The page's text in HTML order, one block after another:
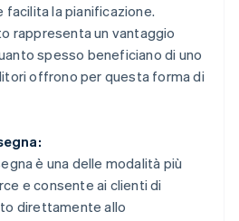
la pianificazione.
rappresenta un vantaggio
spesso beneficiano di uno
offrono per questa forma di
è una delle modalità più
e consente ai clienti di
direttamente allo